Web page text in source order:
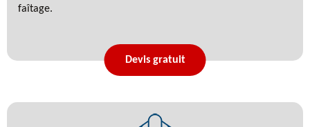
faîtage.
Devis gratuit